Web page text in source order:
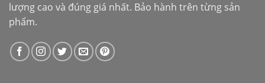
lượng cao và đúng giá nhất. Bảo hành trên từng sản
phẩm.